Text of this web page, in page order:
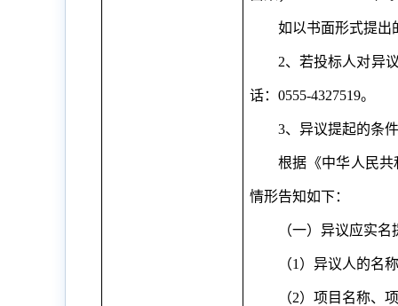
如以书面形式提出
2、若投标人对异
话：0555-4327519。
3、异议提起的条
根据《中华人民
情形告知如下：
（一）异议应实
（1 ）异议人的名
（2）项目名称、